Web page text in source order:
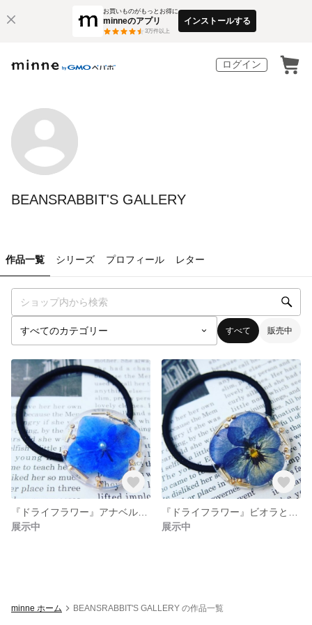
お買いものがもっとお得に
minneのアプリ
3万件以上
インストールする
ログイン
BEANSRABBIT'S GALLERY
作品一覧 シリーズ プロフィール レター
すべて 販売中
展示中
展示中
minne ホーム BEANSRABBIT'S GALLERY の作品一覧